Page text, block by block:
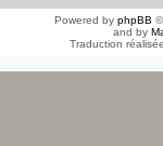
Powered by phpBB
and by
Traduction